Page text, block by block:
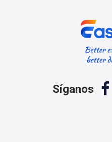
Síganos 